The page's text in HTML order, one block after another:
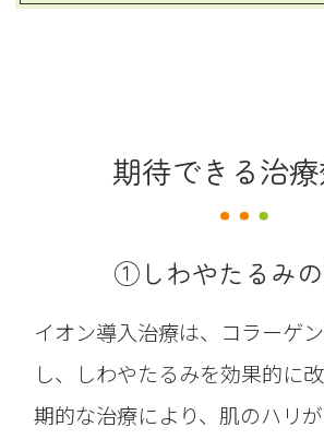
期待できる治
①しわやたるみ
イオン導入治療は、コラーゲ
し、しわやたるみを効果的に
期的な治療により、肌のハリ